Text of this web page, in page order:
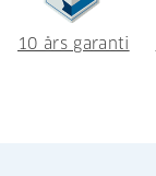
10 års garanti